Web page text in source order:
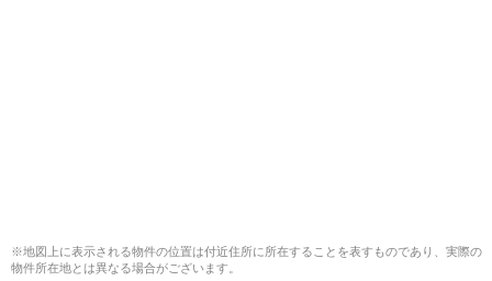
※地図上に表示される物件の位置は付近住所に所在することを表すものであり、実際の
物件所在地とは異なる場合がございます。